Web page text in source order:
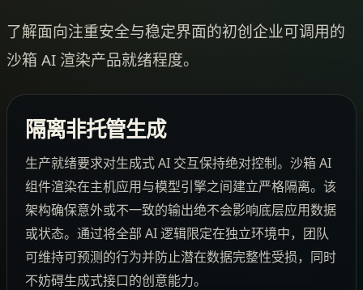
了解面向注重安全与稳定界面的初创企业可调用的
沙箱 AI 渲染产品就绪程度。
隔离非托管生成
生产就绪要求对生成式 AI 交互保持绝对控制。沙箱 AI
组件渲染在主机应用与模型引擎之间建立严格隔离。该
架构确保意外或不一致的输出绝不会影响底层应用数据
或状态。通过将全部 AI 逻辑限定在独立环境中，团队
可维持可预测的行为并防止潜在数据完整性受损，同时
不妨碍生成式接口的创意能力。